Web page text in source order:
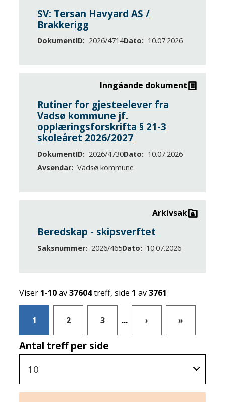
SV: Tersan Havyard AS /
Brakkerigg
DokumentID 2026/4714Dato 10.07.2026
Inngåande dokument
Rutiner for gjesteelever fra
Vadsø kommune jf.
opplæringsforskrifta § 21-3
skoleåret 2026/2027
DokumentID 2026/4730Dato
10.07.2026
Avsendar
Vadsø kommune
Arkivsak
Beredskap - skipsverftet
Saksnummer 2026/465Dato 10.07.2026
Viser 1-10av37604treff, side 1 av3761
1 2 3 ... › »
Antal treff per side
10